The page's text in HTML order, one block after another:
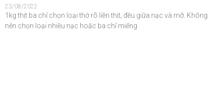
23/08/2022
1kg thịt ba chỉ chọn loại thớ rõ liền thịt, đều giữa nạc và mỡ. Không
nên chọn loại nhiều nạc hoặc ba chỉ miếng